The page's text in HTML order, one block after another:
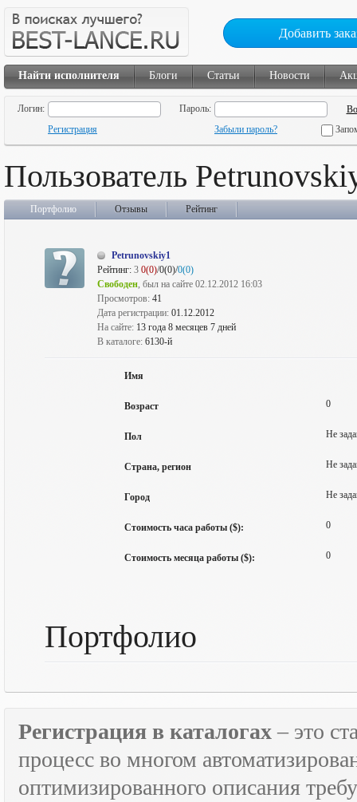
Добавить
Найти исполнителя Блоги Статьи Новости
Логин:
Пароль:
Регистрация
Забыли пароль?
Пользователь
Портфолио Отзывы Рейтинг
Petrunovskiy1
Рейтинг: 3 0(0)/0(0)/0(0)
Свободен, был на сайте 02.12.2012 16:03
Просмотров: 41
Дата регистрации: 01.12.2012
На сайте: 13 года 8 месяцев 7 дней
В каталоге: 6130-й
Имя
Возраст 0
Пол Не
Страна, регион Не
Город Не
Стоимость часа работы ($): 0
Стоимость месяца работы ($): 0
Портфолио
Регистрация в каталогах– это
процесс во многом
оптимизированного описания